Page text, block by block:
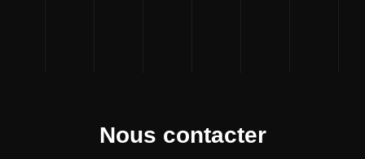
Nous contacter